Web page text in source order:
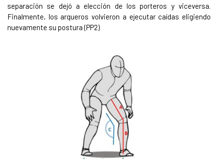
separación se dejó a elección de los porteros y viceversa.
Finalmente, los arqueros volvieron a ejecutar caídas eligiendo
nuevamente su postura (PP2)